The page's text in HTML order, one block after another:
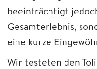
beeinträchtigt
Gesamterlebnis,
eine kurze
Wir testeten den